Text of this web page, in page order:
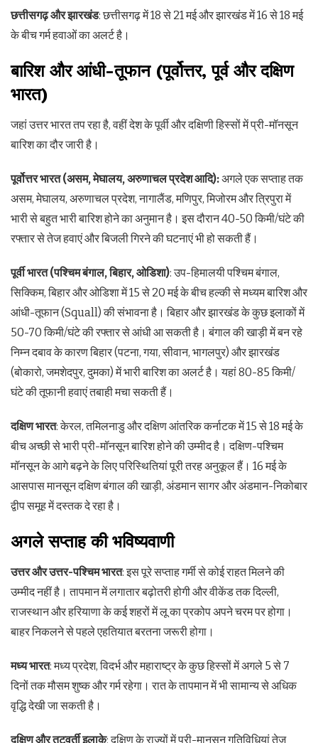
छत्तीसगढ़ और झारखंड: छत्तीसगढ़ में 18 से 21 मई और झारखंड में 16 से 18 मई
के बीच गर्म हवाओं का अलर्ट है।
बारिश और आंधी-तूफान (पूर्वोत्तर, पूर्व और दक्षिण
भारत)
जहां उत्तर भारत तप रहा है, वहीं देश के पूर्वी और दक्षिणी हिस्सों में प्री-मॉनसून
बारिश का दौर जारी है।
पूर्वोत्तर भारत (असम, मेघालय, अरुणाचल प्रदेश आदि):अगले एक सप्ताह तक
असम, मेघालय, अरुणाचल प्रदेश, नागालैंड, मणिपुर, मिजोरम और त्रिपुरा में
भारी से बहुत भारी बारिश होने का अनुमान है। इस दौरान 40-50 किमी/घंटे की
रफ्तार से तेज हवाएं और बिजली गिरने की घटनाएं भी हो सकती हैं।
पूर्वी भारत (पश्चिम बंगाल, बिहार, ओडिशा): उप-हिमालयी पश्चिम बंगाल,
सिक्किम, बिहार और ओडिशा में 15 से 20 मई के बीच हल्की से मध्यम बारिश और
आंधी-तूफान (Squall) की संभावना है। बिहार और झारखंड के कुछ इलाकों में
50-70 किमी/घंटे की रफ्तार से आंधी आ सकती है। बंगाल की खाड़ी में बन रहे
निम्न दबाव के कारण बिहार (पटना, गया, सीवान, भागलपुर) और झारखंड
(बोकारो, जमशेदपुर, दुमका) में भारी बारिश का अलर्ट है। यहां 80-85 किमी/
घंटे की तूफानी हवाएं तबाही मचा सकती हैं।
दक्षिण भारत: केरल, तमिलनाडु और दक्षिण आंतरिक कर्नाटक में 15 से 18 मई के
बीच अच्छी से भारी प्री-मॉनसून बारिश होने की उम्मीद है। दक्षिण-पश्चिम
मॉनसून के आगे बढ़ने के लिए परिस्थितियां पूरी तरह अनुकूल हैं। 16 मई के
आसपास मानसून दक्षिण बंगाल की खाड़ी, अंडमान सागर और अंडमान-निकोबार
द्वीप समूह में दस्तक दे रहा है।
अगले सप्ताह की भविष्यवाणी
उत्तर और उत्तर-पश्चिम भारत: इस पूरे सप्ताह गर्मी से कोई राहत मिलने की
उम्मीद नहीं है। तापमान में लगातार बढ़ोतरी होगी और वीकेंड तक दिल्ली,
राजस्थान और हरियाणा के कई शहरों में लू का प्रकोप अपने चरम पर होगा।
बाहर निकलने से पहले एहतियात बरतना जरूरी होगा।
मध्य भारत: मध्य प्रदेश, विदर्भ और महाराष्ट्र के कुछ हिस्सों में अगले 5 से 7
दिनों तक मौसम शुष्क और गर्म रहेगा। रात के तापमान में भी सामान्य से अधिक
वृद्धि देखी जा सकती है।
दक्षिण और तटवर्ती इलाके: दक्षिण के राज्यों में प्री-मानसून गतिविधियां तेज